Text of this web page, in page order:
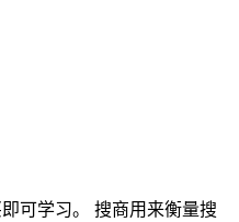
可学习。 搜商用来衡量搜